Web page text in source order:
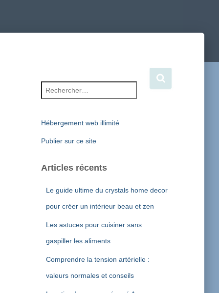
Hébergement web illimité
Publier sur ce site
Articles récents
Le guide ultime du crystals home decor
pour créer un intérieur beau et zen
Les astuces pour cuisiner sans
gaspiller les aliments
Comprendre la tension artérielle :
valeurs normales et conseils